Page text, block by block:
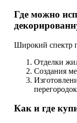
Где можно
Широкий спектр
Отделки
Создания
Как и где